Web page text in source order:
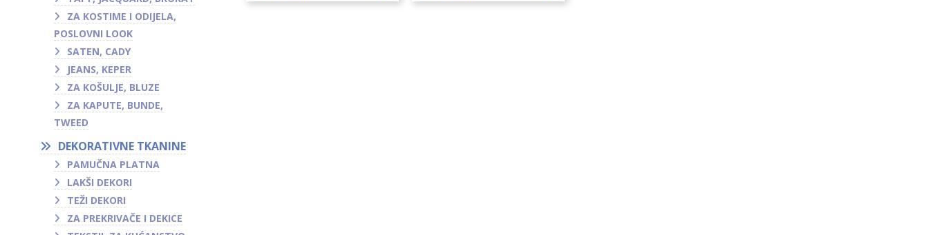
ZA KOSTIME I ODIJELA,
POSLOVNI LOOK
SATEN, CADY
JEANS, KEPER
ZA KOŠULJE, BLUZE
ZA KAPUTE, BUNDE,
TWEED
DEKORATIVNE TKANINE
PAMUČNA PLATNA
LAKŠI DEKORI
TEŽI DEKORI
ZA PREKRIVAČE I DEKICE